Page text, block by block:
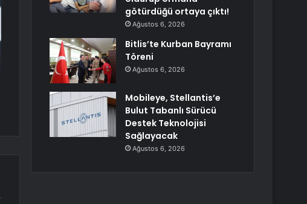
götürdüğü ortaya çıktı!
Ağustos 6, 2026
Bitlis’te Kurban Bayramı
Töreni
Ağustos 6, 2026
Mobileye, Stellantis’e
Bulut Tabanlı Sürücü
Destek Teknolojisi
Sağlayacak
Ağustos 6, 2026